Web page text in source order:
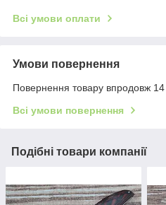
Всі умови оплати
Умови повернення
Повернення товару впродовж 14
Всі умови повернення
Подібні товари компанії